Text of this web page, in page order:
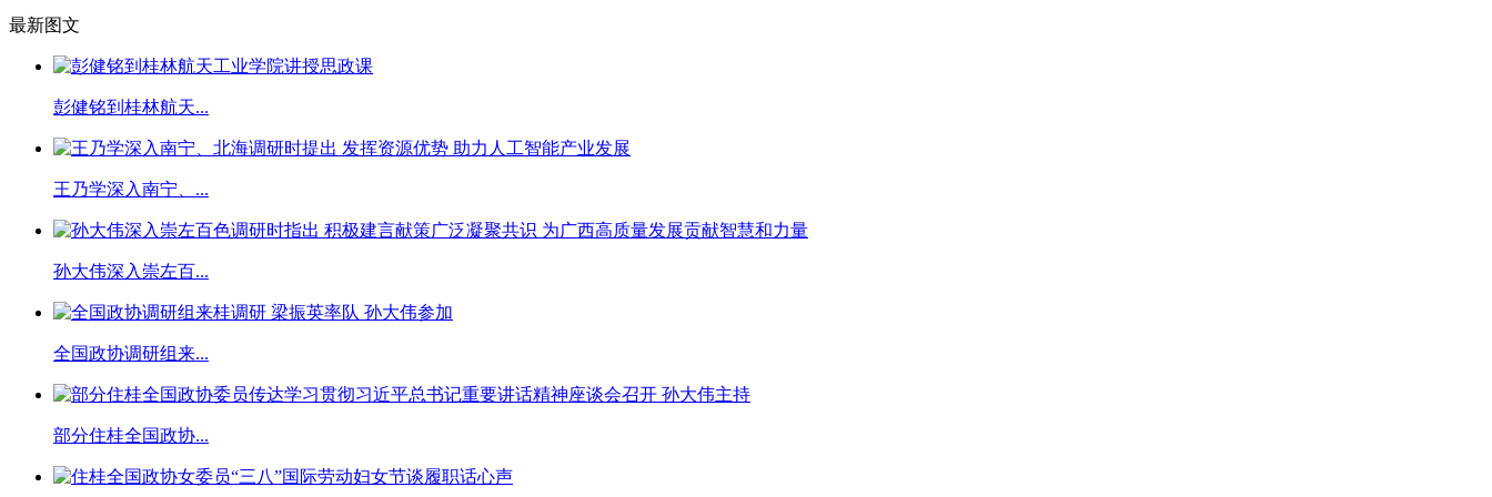
最新图文
彭健铭到桂林航天...
王乃学深入南宁、...
孙大伟深入崇左百...
全国政协调研组来...
部分住桂全国政协...